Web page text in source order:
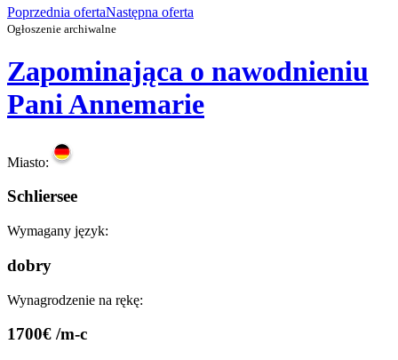
Poprzednia ofertaNastępna oferta
Ogłoszenie archiwalne
Zapominająca o nawodnieniu
Pani Annemarie
Miasto:
Schliersee
Wymagany język:
dobry
Wynagrodzenie na rękę:
1700€ /m-c